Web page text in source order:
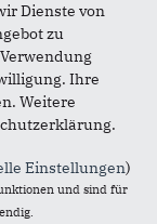
um die
zu
und dass es
Dienste von
zu
Ihre
Weitere
Einstellungen)
und sind für